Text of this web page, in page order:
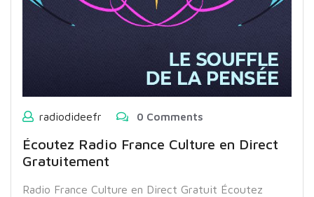
radiodideefr 0 Comments
Écoutez Radio France Culture en Direct
Gratuitement
Radio France Culture en Direct Gratuit Écoutez